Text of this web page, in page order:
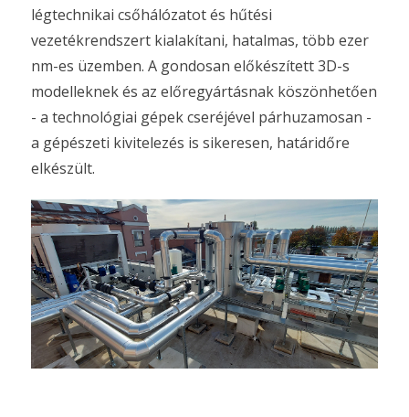
légtechnikai csőhálózatot és hűtési
vezetékrendszert kialakítani, hatalmas, több ezer
nm-es üzemben. A gondosan előkészített 3D-s
modelleknek és az előregyártásnak köszönhetően
- a technológiai gépek cseréjével párhuzamosan -
a gépészeti kivitelezés is sikeresen, határidőre
elkészült.